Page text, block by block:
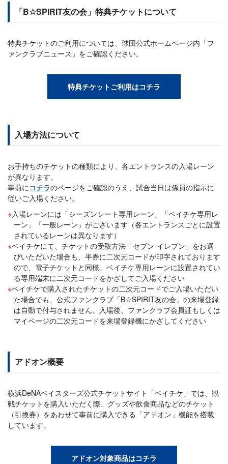
「B☆SPIRIT友の会」特典チケットについて
特典チケットのご利用については、球団公式ホームページ内「フ
ァンクラブニュース」をご確認ください。
特典チケットご利用はコチラ
入場方法について
お手持ちのチケットの種類により、各エントランスの入場レーン
が異なります。
事前にコチラのページをご確認のうえ、試合当日は係員の指示に
従いご入場ください。
入場レーンには「シーズンシート専用レーン」「ベイチケ専用レ
ーン」「一般レーン」がございます（各エントランスごとに設置
されているレーンは異なります）
ベイチケにて、チケットの受取方法「セブン-イレブン」をお選
びいただいた場合も、半券に二次元コードが印字されております
ので、電子チケットと同様、ベイチケ専用レーンに設置されてい
る専用端末に二次元コードをかざしてご入場ください
ベイチケで購入されたチケットの二次元コードでご入場いただい
た場合でも、公式ファンクラブ「B☆SPIRIT友の会」の来場登録
は自動で付与されません。入場後、ファンクラブ会員証もしくは
マイページの二次元コードを来場登録機にかざしてください
アドオン概要
横浜DeNAベイスターズ公式チケットサイト「ベイチケ」では、観
戦チケットを購入いただく際、グッズや飲食商品などのチケット
（引換券）をあわせて事前に購入できる「アドオン」機能を搭載
しています。
アドオン対象商品はコチラ